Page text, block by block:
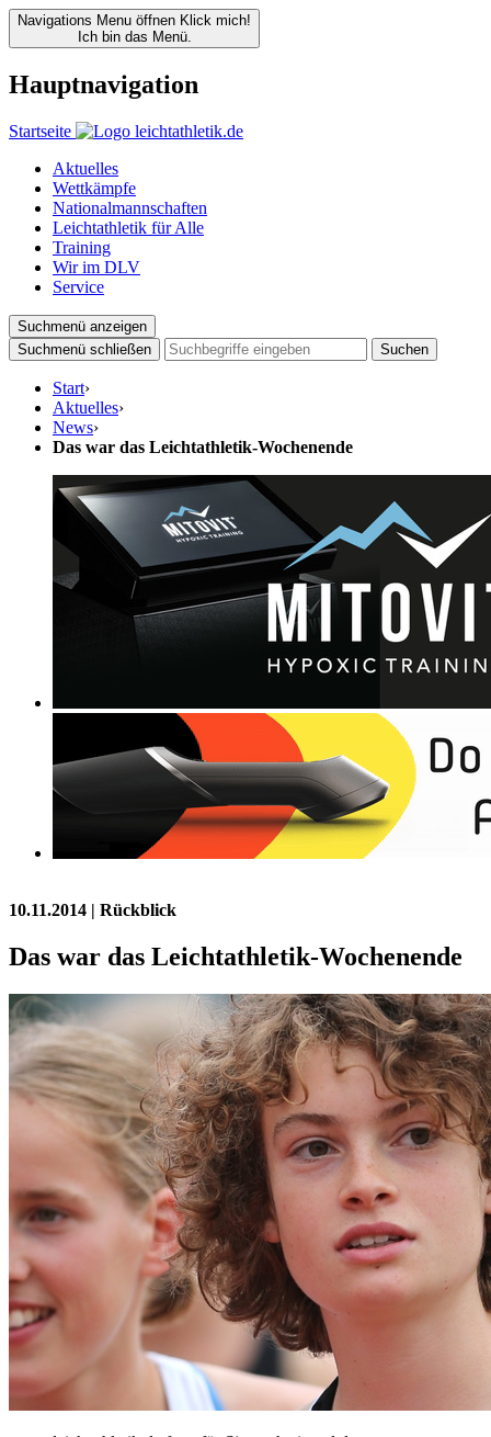
Navigations Menu öffnen Klick mich!
Ich bin das Menü.
Hauptnavigation
Startseite
Aktuelles
Wettkämpfe
Nationalmannschaften
Leichtathletik für Alle
Training
Wir im DLV
Service
Suchmenü anzeigen
Suchmenü schließen
Suchen
Start›
Aktuelles›
News›
Das war das Leichtathletik-Wochenende
10.11.2014 | Rückblick
Das war das Leichtathletik-Wochenende